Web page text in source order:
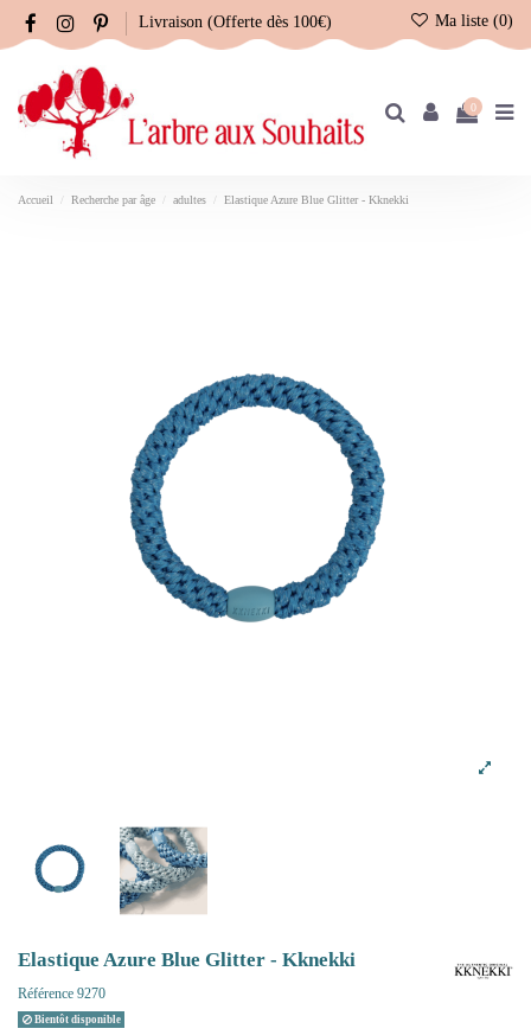
Livraison (Offerte dès 100€) Ma liste (0)
0
Accueil Recherche par âge adultes Elastique Azure Blue Glitter - Kknekki
Elastique Azure Blue Glitter - Kknekki
Référence 9270
Bientôt disponible